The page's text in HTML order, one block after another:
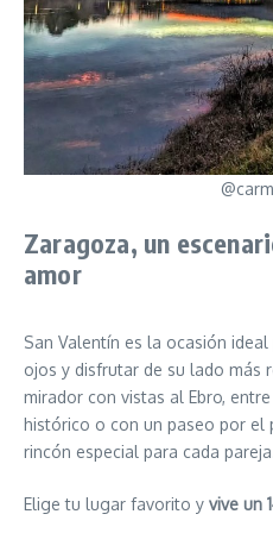
Zaragoza, un
amor
San Valentín es la ocasión
ojos y disfrutar de su lado más
mirador con vistas al Ebro,
histórico o con un paseo por el
rincón especial para cada
Elige tu lugar favorito y vive un